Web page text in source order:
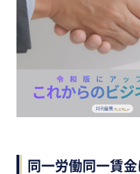
同一労働同一賃